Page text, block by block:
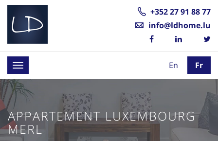
+352 27 91 88 77
info@ldhome.lu
Toggle
navigation
En Fr
APPARTEMENT LUXEMBOURG
MERL